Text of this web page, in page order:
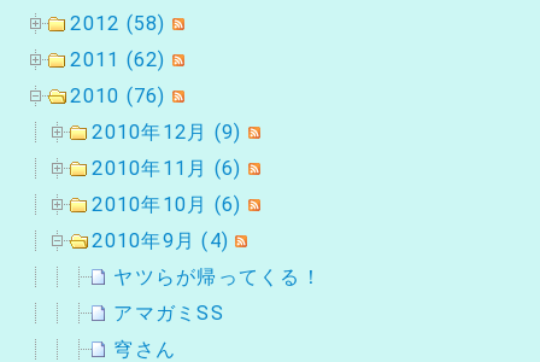
2012 (58)
2011 (62)
2010 (76)
2010年12月 (9)
2010年11月 (6)
2010年10月 (6)
2010年9月 (4)
ヤツらが帰ってくる！
アマガミSS
穹さん